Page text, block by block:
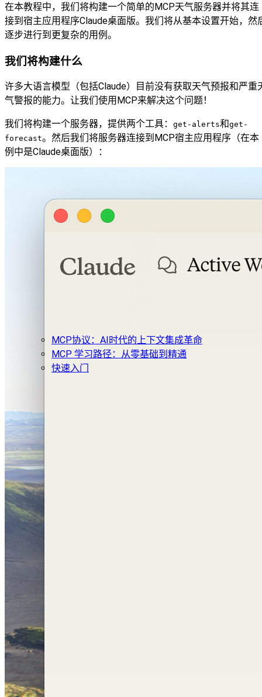
MCP协议：AI时代的上下文集成革命
MCP 学习路径：从零基础到精通
快速入门
在本教程中，我们将构建一个简单的MCP天气服务器并将其连
接到宿主应用程序Claude桌面版。我们将从基本设置开始，然
逐步进行到更复杂的用例。
我们将构建什么
许多大语言模型（包括Claude）目前没有获取天气预报和严重
气警报的能力。让我们使用MCP来解决这个问题！
我们将构建一个服务器，提供两个工具： get-alerts和get-
forecast。然后我们将服务器连接到MCP宿主应用程序（在本
例中是Claude桌面版）：